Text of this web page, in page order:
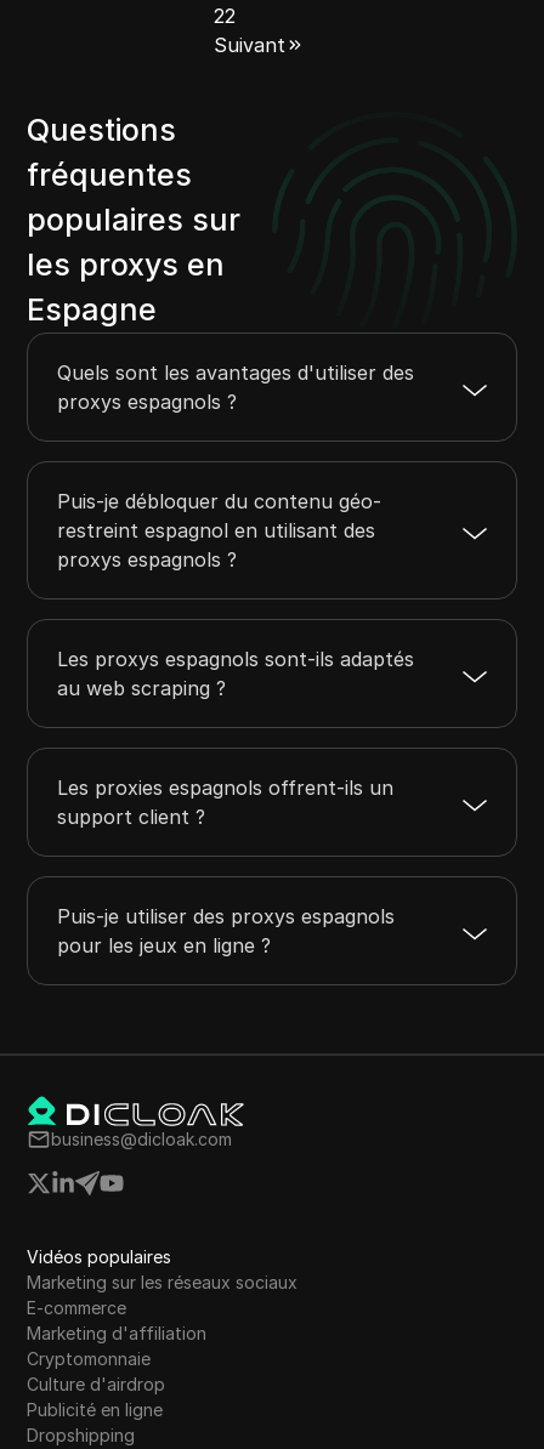
22
Suivant
Questions
fréquentes
populaires sur
les proxys en
Espagne
Quels sont les avantages d'utiliser des
proxys espagnols ?
Puis-je débloquer du contenu géo-
restreint espagnol en utilisant des
proxys espagnols ?
Les proxys espagnols sont-ils adaptés
au web scraping ?
Les proxies espagnols offrent-ils un
support client ?
Puis-je utiliser des proxys espagnols
pour les jeux en ligne ?
business@dicloak.com
Vidéos populaires
Marketing sur les réseaux sociaux
E-commerce
Marketing d'affiliation
Cryptomonnaie
Culture d'airdrop
Publicité en ligne
Dropshipping